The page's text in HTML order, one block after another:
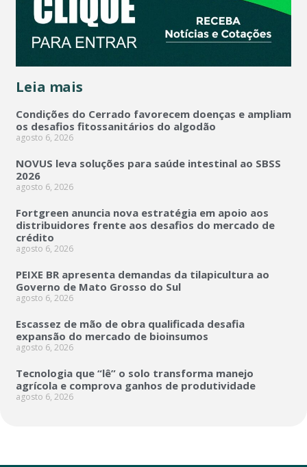
Leia mais
Condições do Cerrado favorecem doenças e ampliam
os desafios fitossanitários do algodão
agosto 6, 2026
NOVUS leva soluções para saúde intestinal ao SBSS
2026
agosto 6, 2026
Fortgreen anuncia nova estratégia em apoio aos
distribuidores frente aos desafios do mercado de
crédito
agosto 6, 2026
PEIXE BR apresenta demandas da tilapicultura ao
Governo de Mato Grosso do Sul
agosto 6, 2026
Escassez de mão de obra qualificada desafia
expansão do mercado de bioinsumos
agosto 6, 2026
Tecnologia que “lê” o solo transforma manejo
agrícola e comprova ganhos de produtividade
agosto 6, 2026